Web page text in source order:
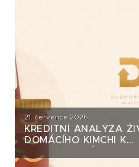
21. července 2026
KREDITNÍ ANALÝZA
DOMÁCÍHO KIMCHI K
ZA PŮL MILIARDY